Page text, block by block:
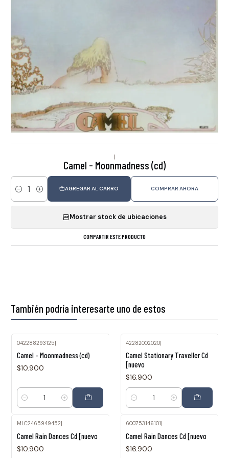
|
Camel - Moonmadness (cd)
Cantidad
AGREGAR AL CARRO COMPRAR AHORA
Mostrar stock de ubicaciones
COMPARTIR ESTE PRODUCTO
También podría interesarte uno de estos
042288293125|
Camel - Moonmadness (cd)
$10.900
Cantidad
42282002020|
Camel Stationary Traveller Cd
[nuevo
$16.900
Cantidad
MLC2465949452|
Camel Rain Dances Cd [nuevo
$10.900
600753146101
Camel Rain Dances Cd [nuevo
$16.900